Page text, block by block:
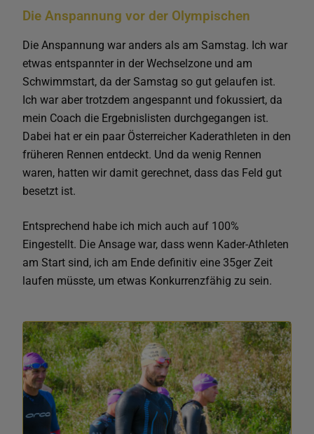
Die Anspannung vor der Olympischen
Die Anspannung war anders als am Samstag. Ich war
etwas entspannter in der Wechselzone und am
Schwimmstart, da der Samstag so gut gelaufen ist.
Ich war aber trotzdem angespannt und fokussiert, da
mein Coach die Ergebnislisten durchgegangen ist.
Dabei hat er ein paar Österreicher Kaderathleten in den
früheren Rennen entdeckt. Und da wenig Rennen
waren, hatten wir damit gerechnet, dass das Feld gut
besetzt ist.
Entsprechend habe ich mich auch auf 100%
Eingestellt. Die Ansage war, dass wenn Kader-Athleten
am Start sind, ich am Ende definitiv eine 35ger Zeit
laufen müsste, um etwas Konkurrenzfähig zu sein.